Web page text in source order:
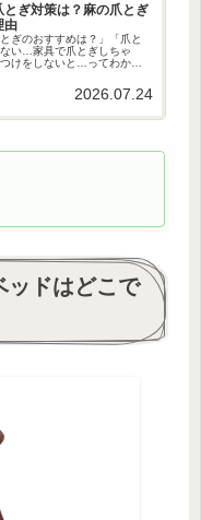
とぎ対策は？麻の爪とぎ
由
ぎのおすすめは？」「爪と
い…家具で爪とぎしちゃ
けをしないと…ってわかっ
で爪とぎしないで～バリバ
だ、気難しいラグ...2026.07.24
ッドはどこで